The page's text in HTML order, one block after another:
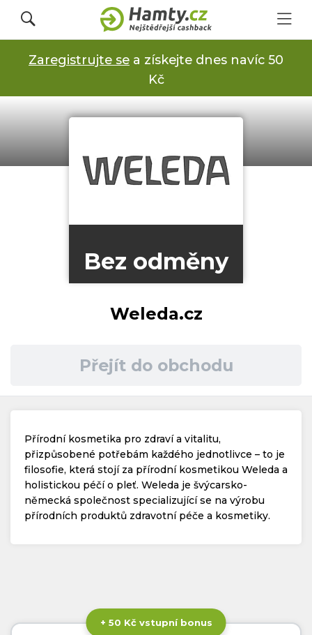
Přihlásit se
Registrovat
Obchody
Jak to funguje
Copyright © 2019 - 2026. Všechna práva vyhrazena.
Zaregistrujte se a získejte dnes navíc 50
Kč
Bez odměny
Weleda.cz
Přejít do obchodu
Přírodní kosmetika pro zdraví a vitalitu,
přizpůsobené potřebám každého jednotlivce – to je
filosofie, která stojí za přírodní kosmetikou Weleda a
holistickou péčí o pleť. Weleda je švýcarsko-
německá společnost specializující se na výrobu
přírodních produktů zdravotní péče a kosmetiky.
+ 50 Kč vstupní bonus